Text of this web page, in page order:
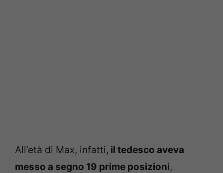
All’età di Max, infatti, il tedesco aveva
messo a segno 19 prime posizioni,